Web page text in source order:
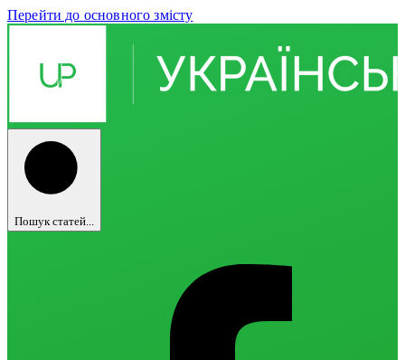
Перейти до основного змісту
Пошук статей...